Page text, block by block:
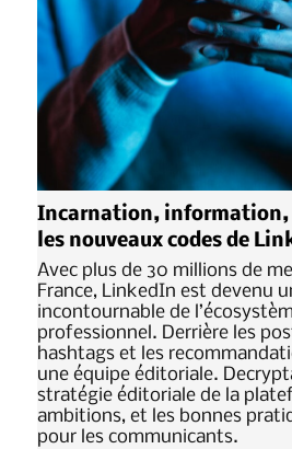
Incarnation, information,
les nouveaux codes de
Avec plus de 30 millions de
France, LinkedIn est devenu
incontournable de
professionnel. Derrière les
hashtags et les
une équipe éditoriale.
stratégie éditoriale de la
ambitions, et les bonnes
pour les communicants.